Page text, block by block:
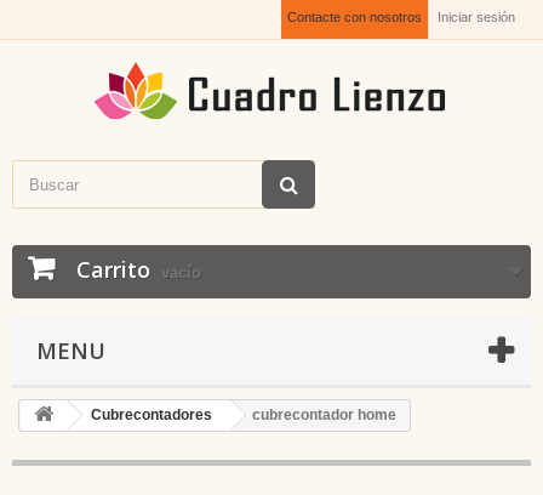
Iniciar sesión
Contacte con nosotros
Carrito vacío
MENU
Cubrecontadores cubrecontador home